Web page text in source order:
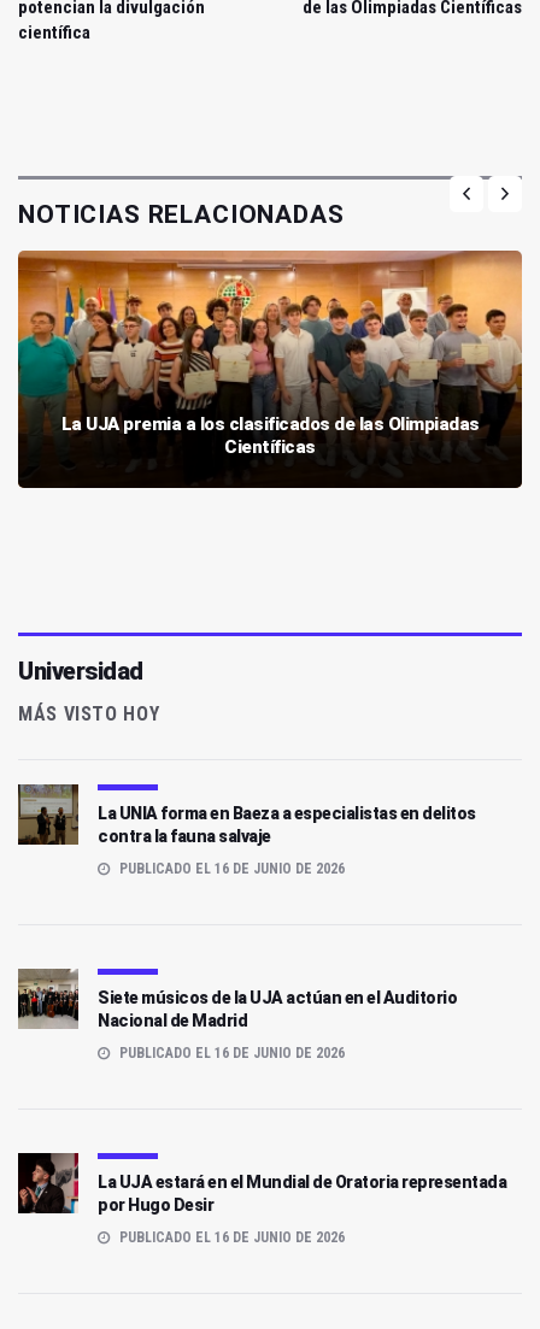
potencian la divulgación
científica
de las Olimpiadas Científicas
NOTICIAS RELACIONADAS
La UJA premia a los clasificados de las Olimpiadas
Científicas
Universidad
MÁS VISTO HOY
La UNIA forma en Baeza a especialistas en delitos
contra la fauna salvaje
PUBLICADO EL 16 DE JUNIO DE 2026
Siete músicos de la UJA actúan en el Auditorio
Nacional de Madrid
PUBLICADO EL 16 DE JUNIO DE 2026
La UJA estará en el Mundial de Oratoria representada
por Hugo Desir
PUBLICADO EL 16 DE JUNIO DE 2026